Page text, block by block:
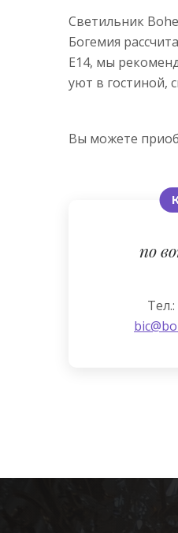
Светильник
Богемия
E14, мы
уют в гостиной,
Вы можете
по